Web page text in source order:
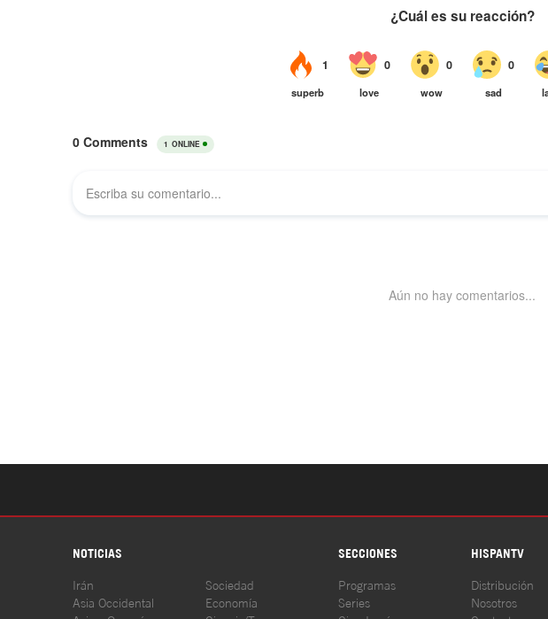
NOTICIAS SECCIONES HISPANTV
Irán
Asia Occidental
Sociedad
Economía
Programas
Series
Distribución
Nosotros